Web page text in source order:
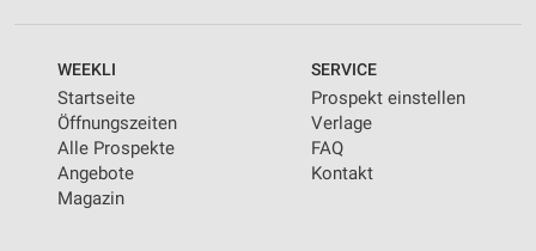
WEEKLI
Startseite
Öffnungszeiten
Alle Prospekte
Angebote
Magazin
SERVICE
Prospekt einstellen
Verlage
FAQ
Kontakt